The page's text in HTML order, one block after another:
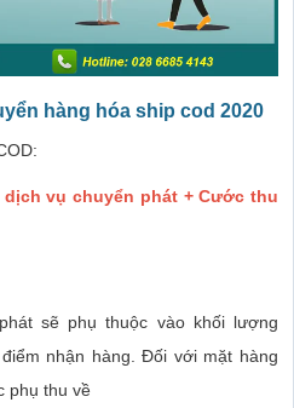
hàng hóa ship cod 2020
vụ chuyển phát + Cước thu
sẽ phụ thuộc vào khối lượng
nhận hàng. Đối với mặt hàng
phụ thu về